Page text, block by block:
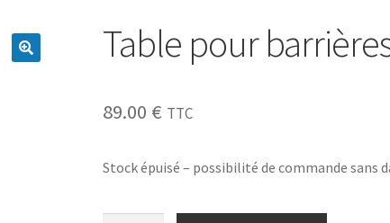
Table pour
89.00 € TTC
Stock épuisé – possibilité de commande sans